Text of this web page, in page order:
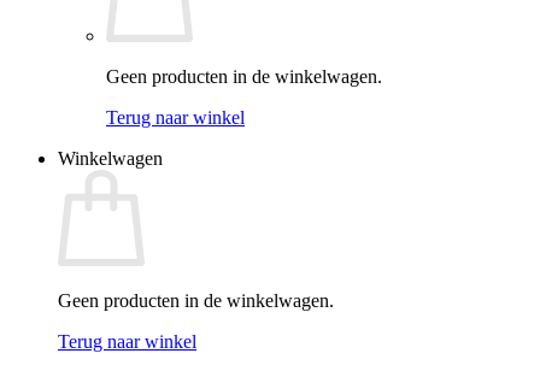
Geen producten in de winkelwagen.
Terug naar winkel
Winkelwagen
Geen producten in de winkelwagen.
Terug naar winkel